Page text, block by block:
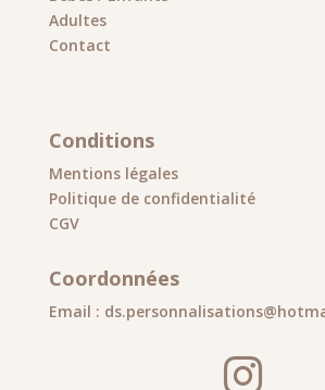
Adultes
Contact
Conditions
Mentions légales
Politique de confidentialité
CGV
Coordonnées
Email :
